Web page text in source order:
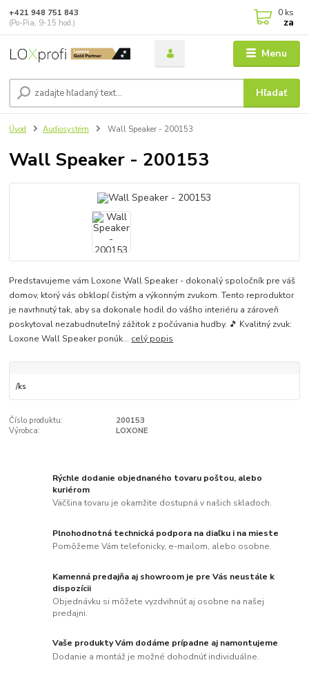
Menu
Hľadať
+421 948 751 843
(Po-Pia, 9-15 hod.)
0 ks
za
Úvod Audiosystém Wall Speaker - 200153
Wall Speaker - 200153
Predstavujeme vám Loxone Wall Speaker - dokonalý spoločník pre váš
domov, ktorý vás obklopí čistým a výkonným zvukom. Tento reproduktor
je navrhnutý tak, aby sa dokonale hodil do vášho interiéru a zároveň
poskytoval nezabudnuteľný zážitok z počúvania hudby. 🎵 Kvalitný zvuk:
Loxone Wall Speaker ponúk... celý popis
/ks
Číslo produktu:
200153
Výrobca:
LOXONE
Rýchle dodanie objednaného tovaru poštou, alebo
kuriérom
Väčšina tovaru je okamžite dostupná v našich skladoch.
Plnohodnotná technická podpora na diaľku i na mieste
Pomôžeme Vám telefonicky, e-mailom, alebo osobne.
Kamenná predajňa aj showroom je pre Vás neustále k
dispozícii
Objednávku si môžete vyzdvihnúť aj osobne na našej
predajni.
Vaše produkty Vám dodáme prípadne aj namontujeme
Dodanie a montáž je možné dohodnúť individuálne.